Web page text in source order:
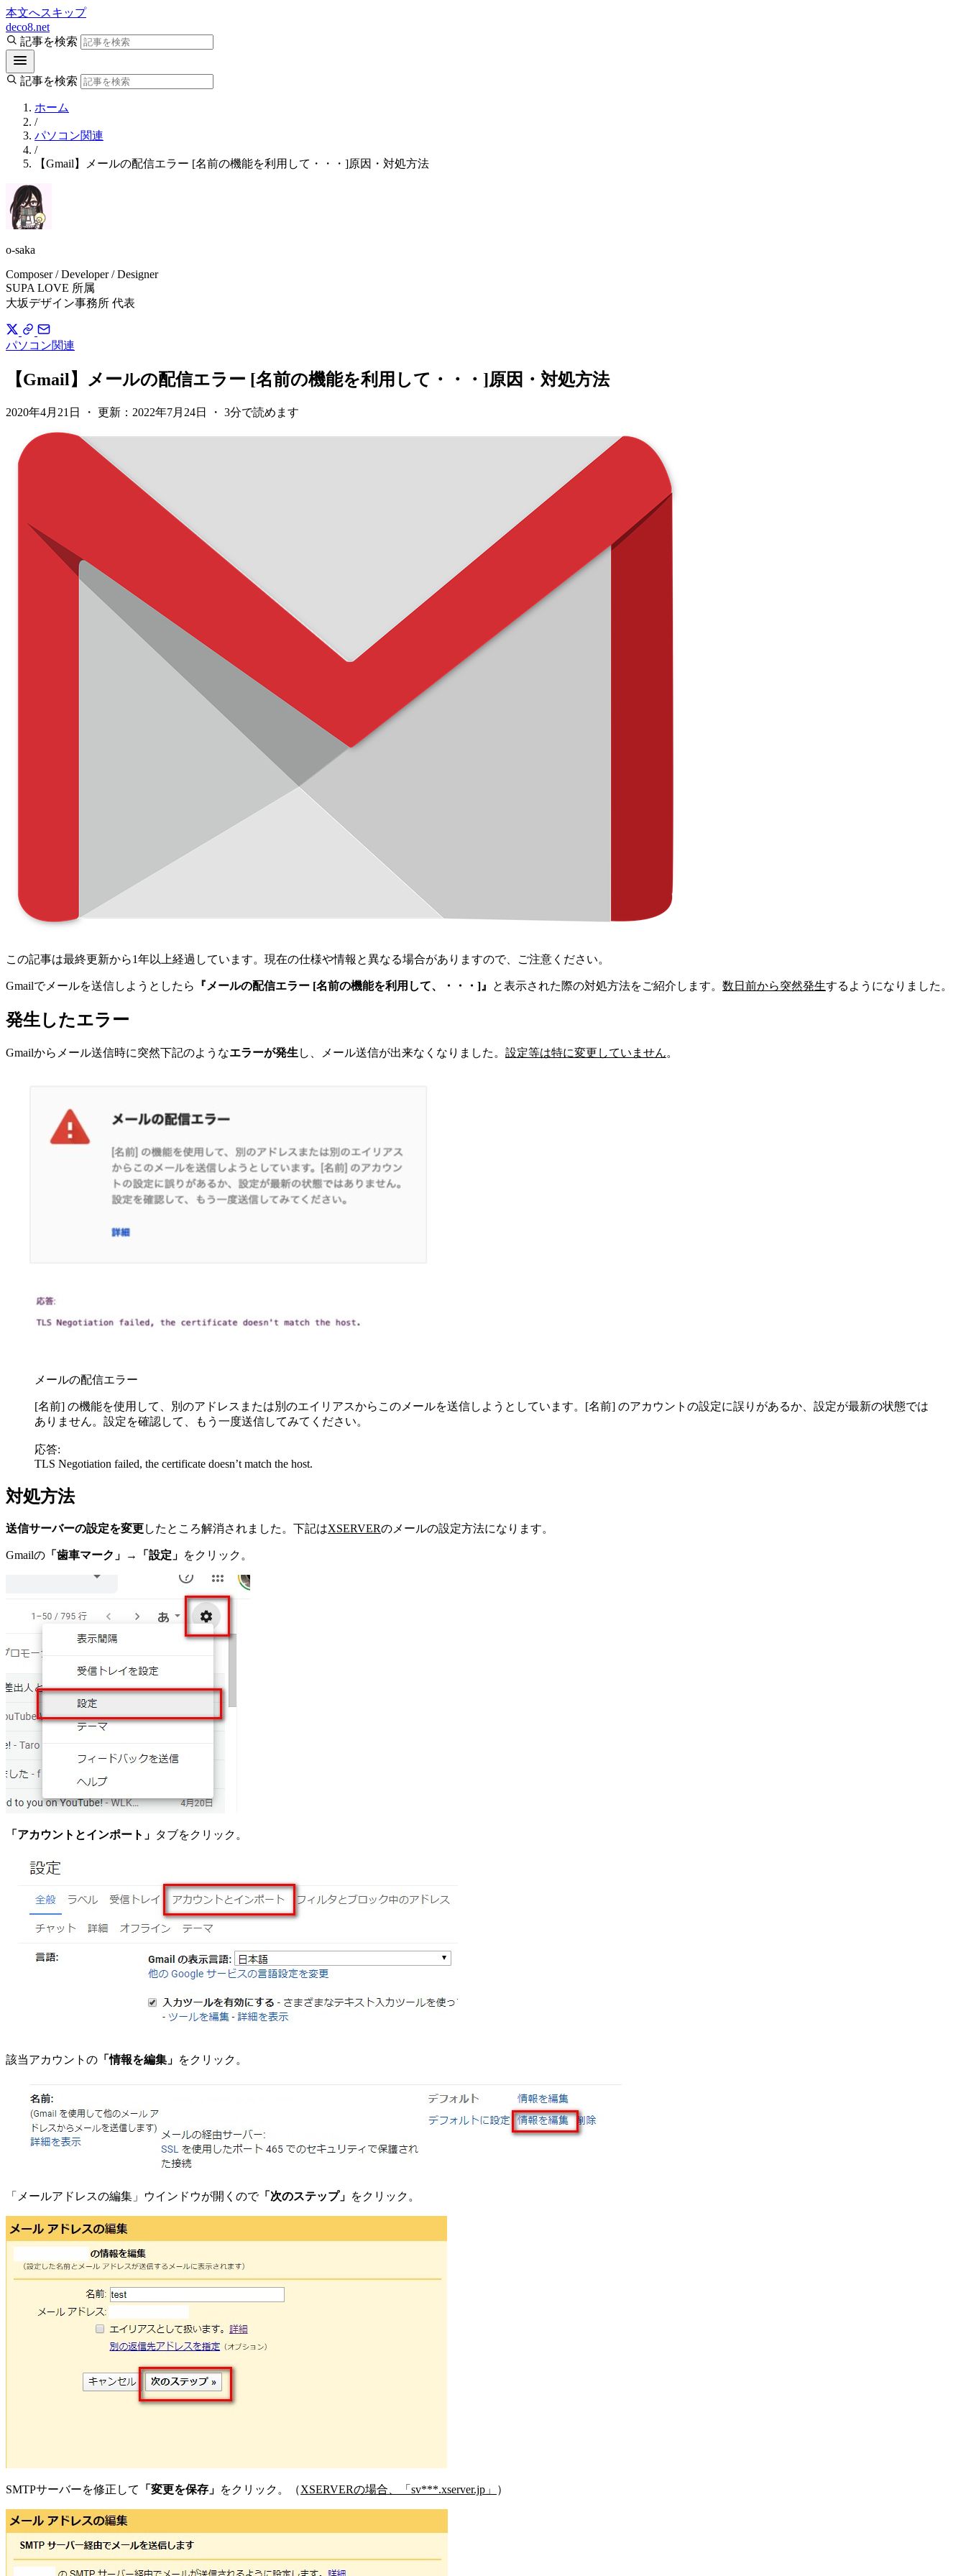
本文へスキップ
deco8.net
記事を検索
記事を検索
ホーム
/
パソコン関連
/
【Gmail】メールの配信エラー [名前の機能を利用して・・・]原因・対処方法
o-saka
Composer / Developer / Designer
SUPA LOVE 所属
大坂デザイン事務所 代表
パソコン関連
【Gmail】メールの配信エラー [名前の機能を利用して・・・]原因・対処方法
2020年4月21日 ・ 更新： 2022年7月24日 ・ 3分で読めます
この記事は最終更新から1年以上経過しています。現在の仕様や情報と異なる場合がありますので、ご注意ください。
Gmailでメールを送信しようとしたら 『メールの配信エラー [名前の機能を利用して、・・・]』 と表示された際の対処方法をご紹介します。 数日前から突然発生するようになりました。
発生したエラー
Gmailからメール送信時に突然下記のようなエラーが発生 し、メール送信が出来なくなりました。 設定等は特に変更していません。
メールの配信エラー
[名前] の機能を使用して、別のアドレスまたは別のエイリアスからこのメールを送信しようとしています。[名前] のアカウントの設定に誤りがあるか、設定が最新の状態では
ありません。設定を確認して、もう一度送信してみてください。
応答:
TLS Negotiation failed, the certificate doesn’t match the host.
対処方法
送信サーバーの設定を変更したところ解消されました。下記はXSERVERのメールの設定方法になります。
Gmailの 「歯車マーク」 → 「設定」 をクリック。
「アカウントとインポート」 タブをクリック。
該当アカウントの 「情報を編集」 をクリック。
「メールアドレスの編集」ウインドウが開くので「次のステップ」 をクリック。
SMTPサーバーを修正して 「変更を保存」 をクリック。（XSERVERの場合、「sv***.xserver.jp」 ）